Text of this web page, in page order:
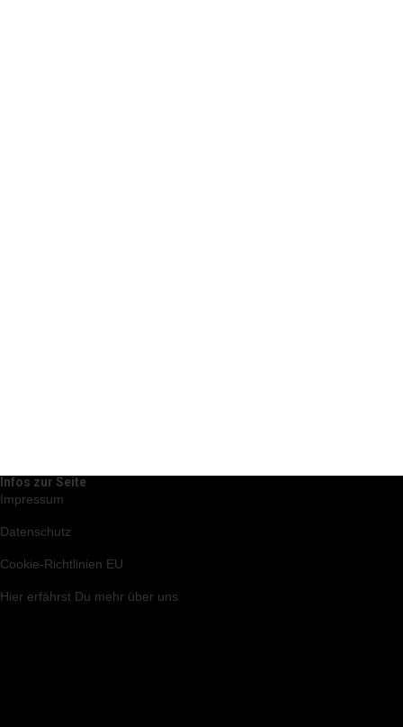
Infos zur Seite
Impressum
Datenschutz
Cookie-Richtlinien EU
Hier erfährst Du mehr über uns